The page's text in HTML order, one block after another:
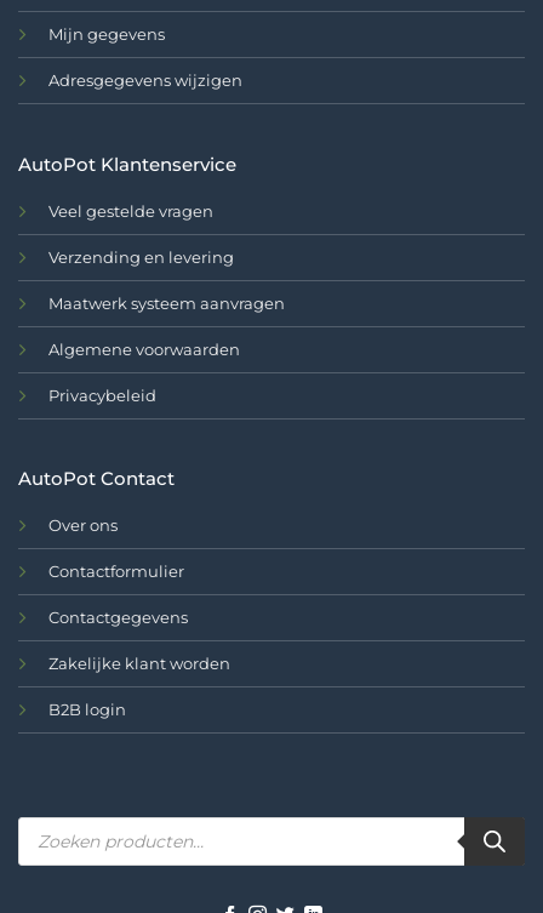
Mijn gegevens
Adresgegevens wijzigen
AutoPot Klantenservice
Veel gestelde vragen
Verzending en levering
Maatwerk systeem aanvragen
Algemene voorwaarden
Privacybeleid
AutoPot Contact
Over ons
Contactformulier
Contactgegevens
Zakelijke klant worden
B2B login
Producten
zoeken